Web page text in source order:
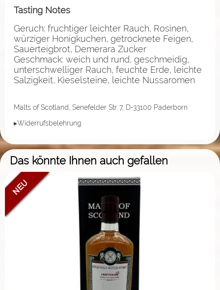
Tasting Notes
Geruch: fruchtiger leichter Rauch, Rosinen,
würziger Honigkuchen, getrocknete Feigen,
Sauerteigbrot, Demerara Zucker
Geschmack: weich und rund, geschmeidig,
unterschwelliger Rauch, feuchte Erde, leichte
Salzigkeit, Kieselsteine, leichte Nussaromen
Malts of Scotland, Senefelder Str. 7, D-33100 Paderborn
▸Widerrufsbelehrung
Das könnte Ihnen auch gefallen